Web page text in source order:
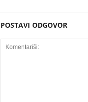
POSTAVI ODGOVOR